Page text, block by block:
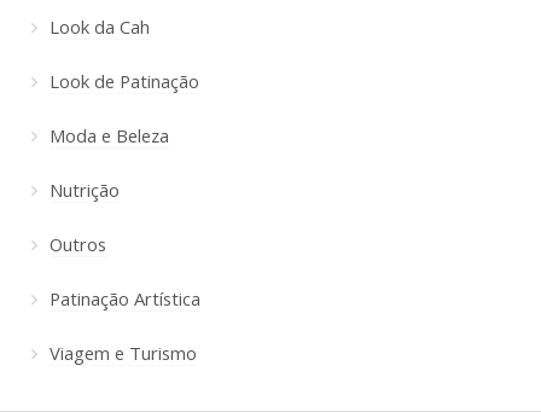
Look da Cah
Look de Patinação
Moda e Beleza
Nutrição
Outros
Patinação Artística
Viagem e Turismo